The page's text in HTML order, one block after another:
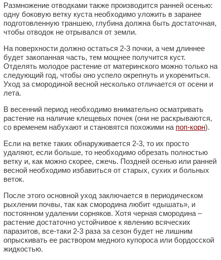
Размножение отводками также производится ранней осенью:
одну боковую ветку куста необходимо уложить в заранее
подготовленную траншею, глубина должна быть достаточная,
чтобы отводок не отрывался от земли.
На поверхности должно остаться 2-3 почки, а чем длиннее
будет закопанная часть, тем мощнее получится куст.
Отделять молодое растение от материнского можно только на
следующий год, чтобы оно успело окрепнуть и укорениться.
Уход за смородиной весной несколько отличается от осени и
лета.
В весенний период необходимо внимательно осматривать
растение на наличие клещевых почек (они не раскрываются,
со временем набухают и становятся похожими на поп-корн).
Если на ветке таких обнаруживается 2-3, то их просто
удаляют, если больше, то необходимо обрезать полностью
ветку и, как можно скорее, сжечь. Поздней осенью или ранней
весной необходимо избавиться от старых, сухих и больных
веток.
После этого основной уход заключается в периодическом
рыхлении почвы, так как смородина любит «дышать», и
постоянном удалении сорняков. Хотя черная смородина –
растение достаточно устойчивое к явлению всяческих
паразитов, все-таки 2-3 раза за сезон будет не лишним
опрыскивать ее раствором медного купороса или бордосской
жидкостью.